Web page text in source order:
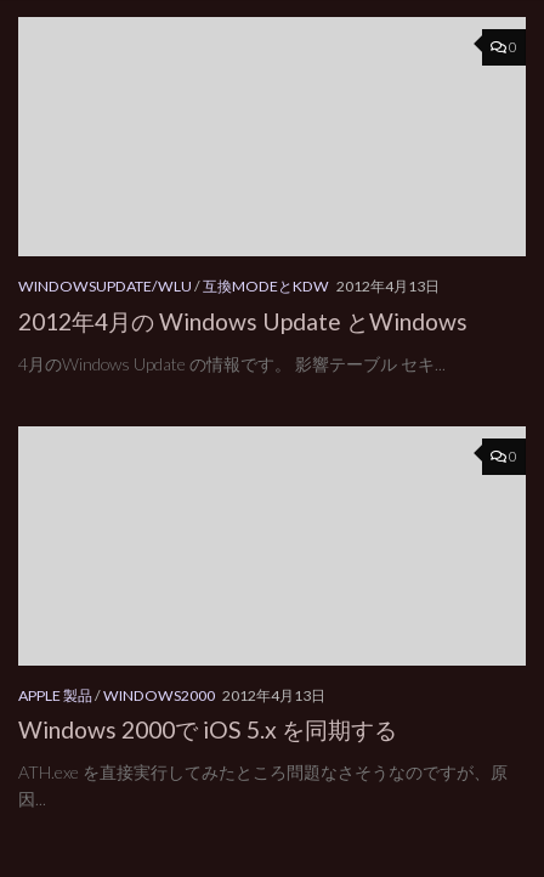
0
WINDOWSUPDATE/WLU /互換MODEとKDW 2012年4月13日
2012年4月の Windows Update とWindows
4月のWindows Update の情報です。 影響テーブル セキ...
0
APPLE 製品/WINDOWS2000 2012年4月13日
Windows 2000で iOS 5.x を同期する
ATH.exe を直接実行してみたところ問題なさそうなのですが、原
因...